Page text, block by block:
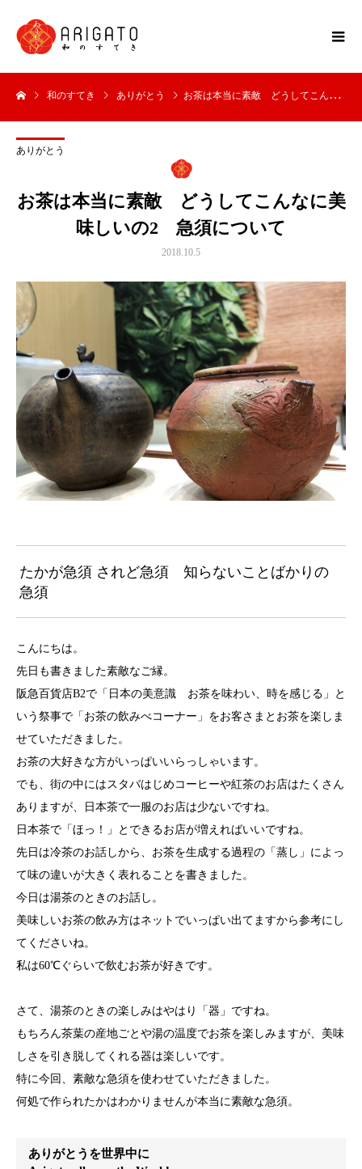
和のすてき ありがとう お茶は本当に素敵 どうしてこんなに美味しいの2 急須について
ありがとう
お茶は本当に素敵 どうしてこんなに美
味しいの2 急須について
2018.10.5
たかが急須 されど急須 知らないことばかりの
急須
こんにちは。
先日も書きました素敵なご縁。
阪急百貨店B2で「日本の美意識 お茶を味わい、時を感じる」と
いう祭事で「お茶の飲みべコーナー」をお客さまとお茶を楽しま
せていただきました。
お茶の大好きな方がいっぱいいらっしゃいます。
でも、街の中にはスタバはじめコーヒーや紅茶のお店はたくさん
ありますが、日本茶で一服のお店は少ないですね。
日本茶で「ほっ！」とできるお店が増えればいいですね。
先日は冷茶のお話しから、お茶を生成する過程の「蒸し」によっ
て味の違いが大きく表れることを書きました。
今日は湯茶のときのお話し。
美味しいお茶の飲み方はネットでいっぱい出てますから参考にし
てくださいね。
私は60℃ぐらいで飲むお茶が好きです。
さて、湯茶のときの楽しみはやはり「器」ですね。
もちろん茶葉の産地ごとや湯の温度でお茶を楽しみますが、美味
しさを引き脱してくれる器は楽しいです。
特に今回、素敵な急須を使わせていただきました。
何処で作られたかはわかりませんが本当に素敵な急須。
ありがとうを世界中に